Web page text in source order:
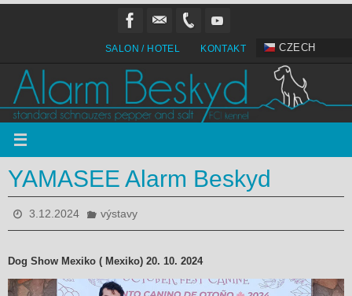
SALON / HOTEL KONTAKT CZECH
YAMASEE Alarm Beskyd
3.12.2024 výstavy
Dog Show Mexiko ( Mexiko) 20. 10. 2024